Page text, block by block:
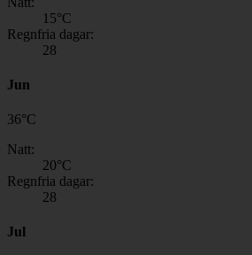
15°C
Regnfria dagar:
28
Jun
36°C
Natt:
20°C
Regnfria dagar:
28
Jul